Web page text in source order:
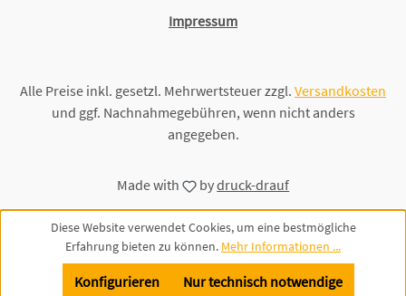
Impressum
Alle Preise inkl. gesetzl. Mehrwertsteuer zzgl. Versandkosten
und ggf. Nachnahmegebühren, wenn nicht anders
angegeben.
Made with bydruck-drauf
Diese Website verwendet Cookies, um eine bestmögliche
Erfahrung bieten zu können. Mehr Informationen ...
Nur technisch notwendige
Konfigurieren